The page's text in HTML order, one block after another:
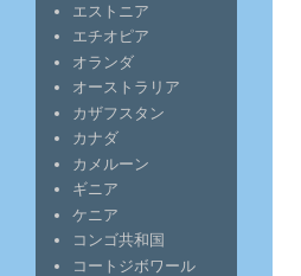
エストニア
エチオピア
オランダ
オーストラリア
カザフスタン
カナダ
カメルーン
ギニア
ケニア
コンゴ共和国
コートジボワール